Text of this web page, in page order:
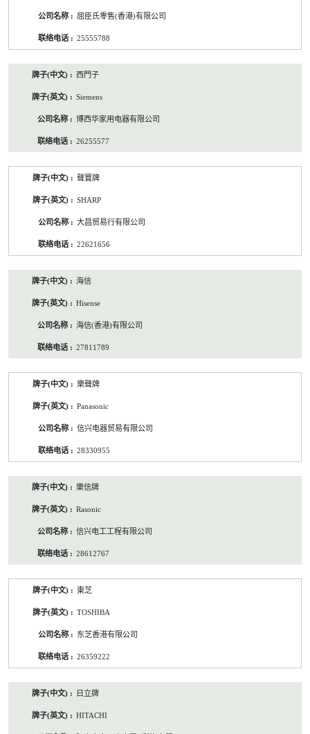
屈臣氏零售(香港)有限公司
25555788
西門子
Siemens
博西华家用电器有限公司
26255577
聲寶牌
SHARP
大昌贸易行有限公司
22621656
海信
Hisense
海信(香港)有限公司
27811789
樂聲牌
Panasonic
信兴电器贸易有限公司
28330955
樂信牌
Rasonic
信兴电工工程有限公司
28612767
東芝
TOSHIBA
东芝香港有限公司
26359222
日立牌
HITACHI